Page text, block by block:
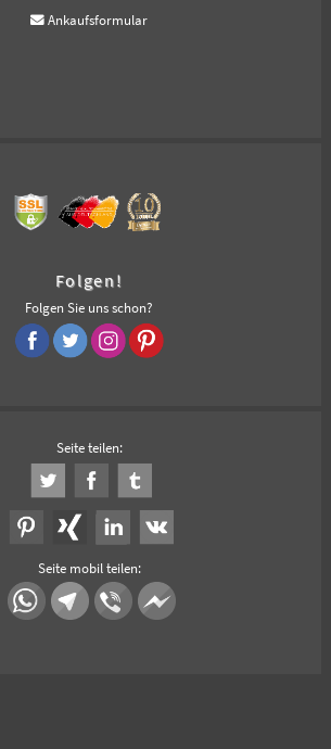
Ankaufsformular
Folgen!
Folgen Sie uns schon?
Seite teilen:
Seite mobil teilen: